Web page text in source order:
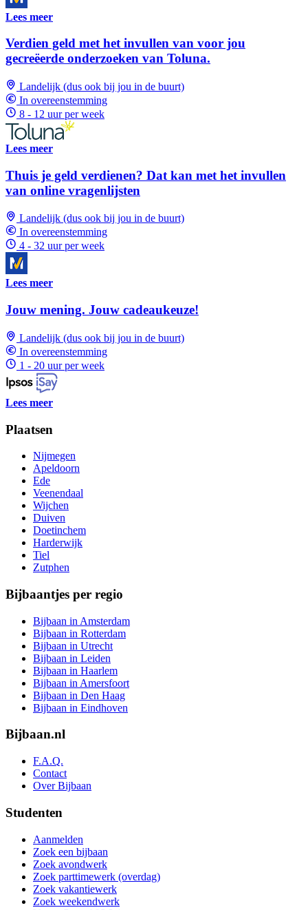
Lees meer
Verdien geld met het invullen van voor jou
gecreëerde onderzoeken van Toluna.
Landelijk (dus ook bij jou in de buurt)
In overeenstemming
8 - 12 uur per week
Lees meer
Thuis je geld verdienen? Dat kan met het invullen
van online vragenlijsten
Landelijk (dus ook bij jou in de buurt)
In overeenstemming
4 - 32 uur per week
Lees meer
Jouw mening. Jouw cadeaukeuze!
Landelijk (dus ook bij jou in de buurt)
In overeenstemming
1 - 20 uur per week
Lees meer
Plaatsen
Nijmegen
Apeldoorn
Ede
Veenendaal
Wijchen
Duiven
Doetinchem
Harderwijk
Tiel
Zutphen
Bijbaantjes per regio
Bijbaan in Amsterdam
Bijbaan in Rotterdam
Bijbaan in Utrecht
Bijbaan in Leiden
Bijbaan in Haarlem
Bijbaan in Amersfoort
Bijbaan in Den Haag
Bijbaan in Eindhoven
Bijbaan.nl
F.A.Q.
Contact
Over Bijbaan
Studenten
Aanmelden
Zoek een bijbaan
Zoek avondwerk
Zoek parttimewerk (overdag)
Zoek vakantiewerk
Zoek weekendwerk